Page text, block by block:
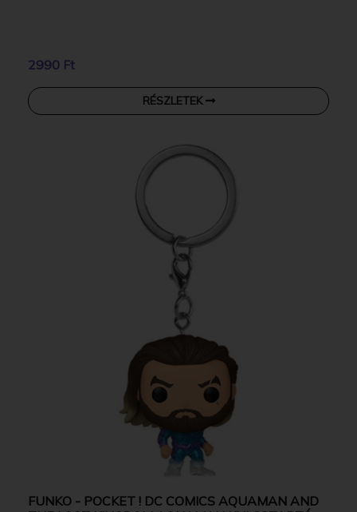
2990 Ft
RÉSZLETEK
FUNKO - POCKET ! DC COMICS AQUAMAN AND